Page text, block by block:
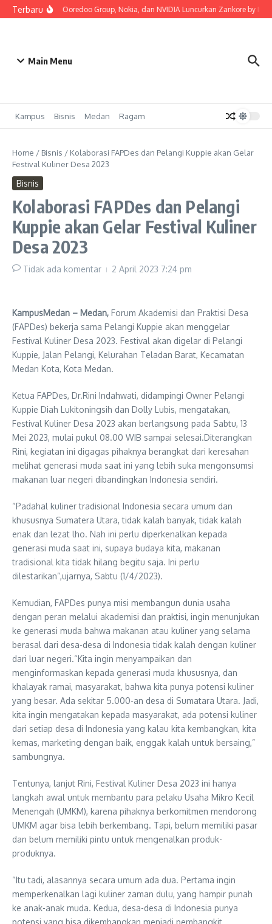
Lewati ke konten
TerbaruIndosat, Ooredoo Group, Nokia, dan NVIDIA Luncurkan Zankore by
Main Menu
Kampus Bisnis Medan Ragam
Home / Bisnis / Kolaborasi FAPDes dan Pelangi Kuppie akan Gelar
Festival Kuliner Desa 2023
Bisnis
Kolaborasi FAPDes dan Pelangi
Kuppie akan Gelar Festival Kuliner
Desa 2023
Tidak ada komentar 2 April 2023 7:24 pm
KampusMedan – Medan, Forum Akademisi dan Praktisi Desa
(FAPDes) bekerja sama Pelangi Kuppie akan menggelar
Festival Kuliner Desa 2023. Festival akan digelar di Pelangi
Kuppie, Jalan Pelangi, Kelurahan Teladan Barat, Kecamatan
Medan Kota, Kota Medan.
Ketua FAPDes, Dr.Rini Indahwati, didampingi Owner Pelangi
Kuppie Diah Lukitoningsih dan Dolly Lubis, mengatakan,
Festival Kuliner Desa 2023 akan berlangsung pada Sabtu, 13
Mei 2023, mulai pukul 08.00 WIB sampai selesai.Diterangkan
Rini, kegiatan ini digagas pihaknya berangkat dari keresahan
melihat generasi muda saat ini yang lebih suka mengonsumsi
makanan luar negeri dibandingkan Indonesia sendiri.
“Padahal kuliner tradisional Indonesia secara umum dan
khususnya Sumatera Utara, tidak kalah banyak, tidak kalah
enak dan lezat lho. Nah ini perlu diperkenalkan kepada
generasi muda saat ini, supaya budaya kita, makanan
tradisional kita tidak hilang begitu saja. Ini perlu
dilestarikan”,ujarnya, Sabtu (1/4/2023).
Kemudian, FAPDes punya misi membangun dunia usaha
dengan peran melalui akademisi dan praktisi, ingin menunjukan
ke generasi muda bahwa makanan atau kuliner yang selama
berasal dari desa-desa di Indonesia tidak kalah dengan kuliner
dari luar negeri.“Kita ingin menyampaikan dan
menginformaskan kepada generasi muda khususnya, dan
khalayak ramai, masyarakat, bahwa kita punya potensi kuliner
yang besar. Ada sekitar 5.000-an desa di Sumatara Utara. Jadi,
kita ingin mengatakan kepada masyarakat, ada potensi kuliner
dari setiap desa di Indonesia yang kalau kita kembangkan, kita
kemas, marketing dengan baik, enggak kalah untuk bersaing,”
sambungnya.
Tentunya, lanjut Rini, Festival Kuliner Desa 2023 ini hanya
langkah awal untuk membantu para pelaku Usaha Mikro Kecil
Menengah (UMKM), karena pihaknya berkomitmen mendorong
UMKM agar bisa lebih berkembang. Tapi, belum memiliki pasar
dan belum memiliki pintu untuk mengenalkan produk-
produknya.
“Itu tadi, alasannya secara umum ada dua. Pertama ingin
memperkenalkan lagi kuliner zaman dulu, yang hampir punah
ke anak-anak muda. Kedua, desa-desa di Indonesia punya
potensi yang bisa dikembangkan menjadi pembangkit